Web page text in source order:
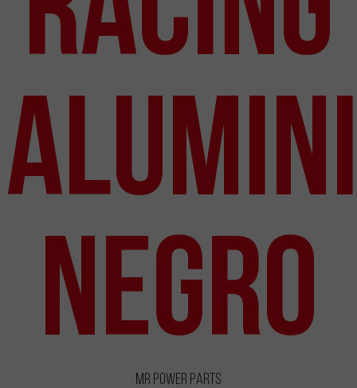
Negro
MR Power Parts